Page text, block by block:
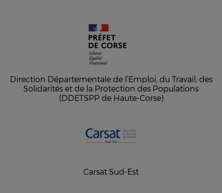
Direction Départementale de l’Emploi, du Travail, des
Solidarités et de la Protection des Populations
(DDETSPP de Haute-Corse)
Carsat Sud-Est